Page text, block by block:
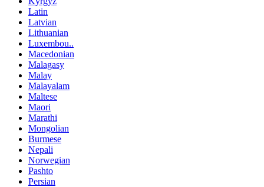
Latin
Latvian
Lithuanian
Luxembou..
Macedonian
Malagasy
Malay
Malayalam
Maltese
Maori
Marathi
Mongolian
Burmese
Nepali
Norwegian
Pashto
Persian